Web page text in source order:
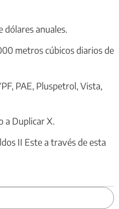
anuales.
metros cúbicos diarios de
PAE, Pluspetrol, Vista,
a Duplicar X.
II Este a través de esta